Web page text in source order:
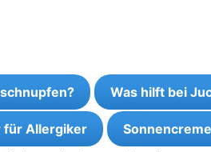
Was hilft bei
für Allergiker